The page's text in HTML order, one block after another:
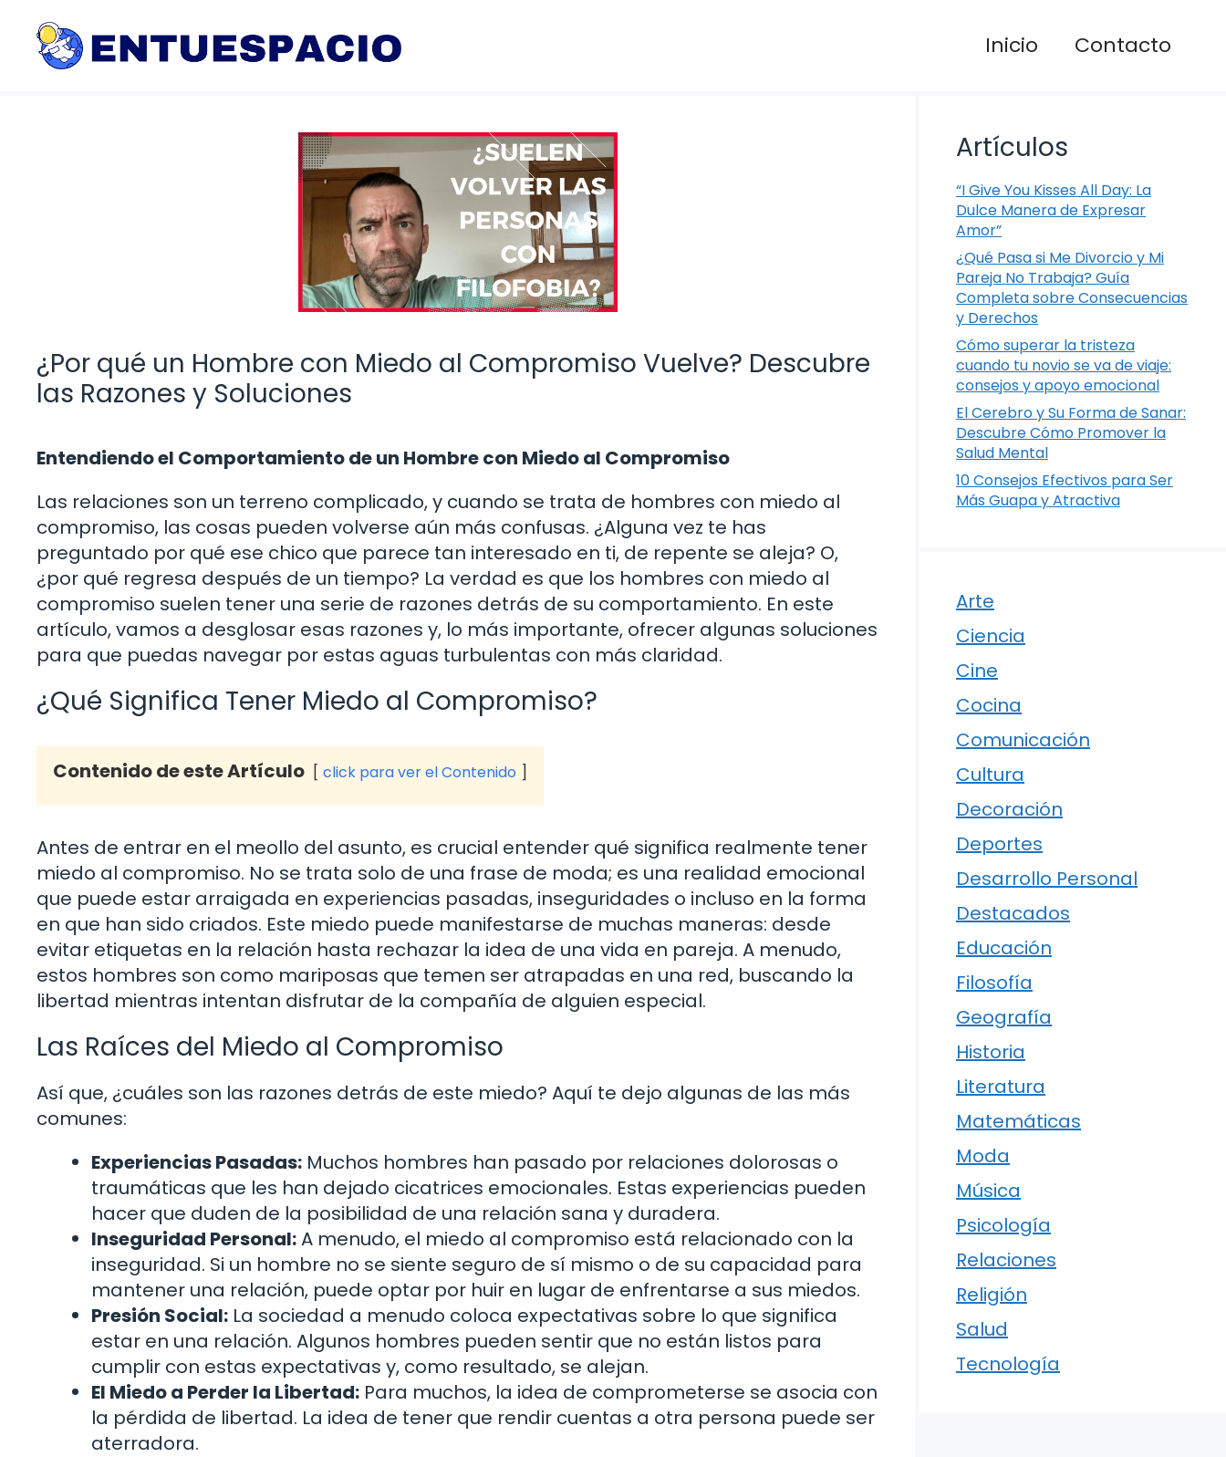
contenido
Inicio Contacto
¿Por qué un Hombre con Miedo al Compromiso Vuelve? Descubre
las Razones y Soluciones
Entendiendo el Comportamiento de un Hombre con Miedo al Compromiso
Las relaciones son un terreno complicado, y cuando se trata de hombres con miedo al
compromiso, las cosas pueden volverse aún más confusas. ¿Alguna vez te has
preguntado por qué ese chico que parece tan interesado en ti, de repente se aleja? O,
¿por qué regresa después de un tiempo? La verdad es que los hombres con miedo al
compromiso suelen tener una serie de razones detrás de su comportamiento. En este
artículo, vamos a desglosar esas razones y, lo más importante, ofrecer algunas soluciones
para que puedas navegar por estas aguas turbulentas con más claridad.
¿Qué Significa Tener Miedo al Compromiso?
Contenido de este Artículo click para ver el Contenido
Antes de entrar en el meollo del asunto, es crucial entender qué significa realmente tener
miedo al compromiso. No se trata solo de una frase de moda; es una realidad emocional
que puede estar arraigada en experiencias pasadas, inseguridades o incluso en la forma
en que han sido criados. Este miedo puede manifestarse de muchas maneras: desde
evitar etiquetas en la relación hasta rechazar la idea de una vida en pareja. A menudo,
estos hombres son como mariposas que temen ser atrapadas en una red, buscando la
libertad mientras intentan disfrutar de la compañía de alguien especial.
Las Raíces del Miedo al Compromiso
Así que, ¿cuáles son las razones detrás de este miedo? Aquí te dejo algunas de las más
comunes:
Experiencias Pasadas: Muchos hombres han pasado por relaciones dolorosas o
traumáticas que les han dejado cicatrices emocionales. Estas experiencias pueden
hacer que duden de la posibilidad de una relación sana y duradera.
Inseguridad Personal:A menudo, el miedo al compromiso está relacionado con la
inseguridad. Si un hombre no se siente seguro de sí mismo o de su capacidad para
mantener una relación, puede optar por huir en lugar de enfrentarse a sus miedos.
Presión Social: La sociedad a menudo coloca expectativas sobre lo que significa
estar en una relación. Algunos hombres pueden sentir que no están listos para
cumplir con estas expectativas y, como resultado, se alejan.
El Miedo a Perder la Libertad: Para muchos, la idea de comprometerse se asocia con
la pérdida de libertad. La idea de tener que rendir cuentas a otra persona puede ser
aterradora.
Artículos
“I Give You Kisses All Day: La
Dulce Manera de Expresar
Amor”
¿Qué Pasa si Me Divorcio y Mi
Pareja No Trabaja? Guía
Completa sobre Consecuencias
y Derechos
Cómo superar la tristeza
cuando tu novio se va de viaje:
consejos y apoyo emocional
El Cerebro y Su Forma de Sanar:
Descubre Cómo Promover la
Salud Mental
10 Consejos Efectivos para Ser
Más Guapa y Atractiva
Arte
Ciencia
Cine
Cocina
Comunicación
Cultura
Decoración
Deportes
Desarrollo Personal
Destacados
Educación
Filosofía
Geografía
Historia
Literatura
Matemáticas
Moda
Música
Psicología
Relaciones
Religión
Salud
Tecnología